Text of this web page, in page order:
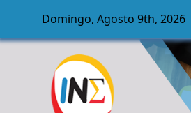
Skip to main content
Domingo, Agosto 9th, 2026